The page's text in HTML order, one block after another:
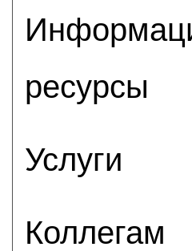
ресурсы
Услуги
Коллегам